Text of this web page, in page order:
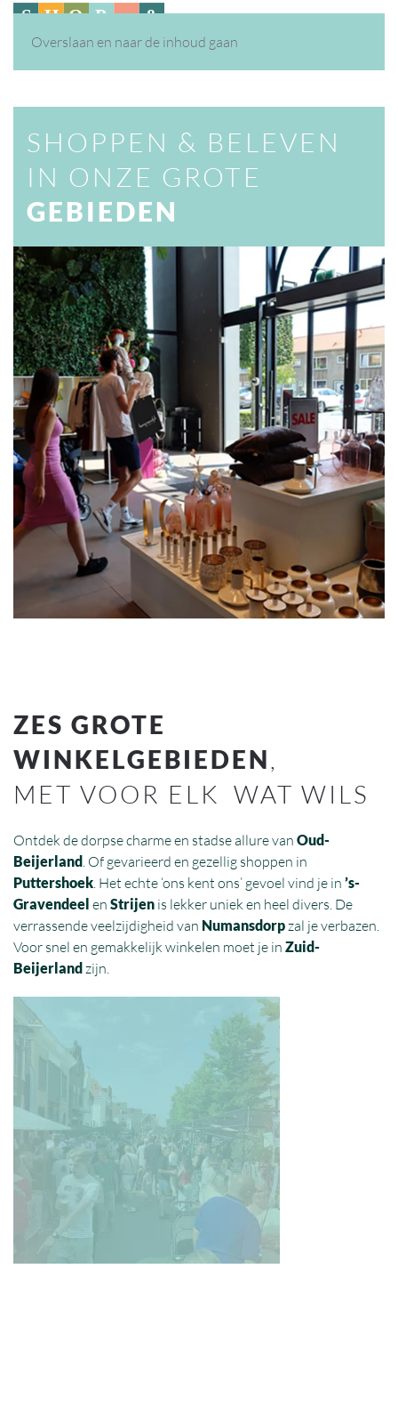
Overslaan en naar de inhoud gaan
SHOPPEN & BELEVEN
IN ONZE GROTE
GEBIEDEN
ZES GROTE
WINKELGEBIEDEN,
MET VOOR ELK WAT WILS
Ontdek de dorpse charme en stadse allure van Oud-
Beijerland. Of gevarieerd en gezellig shoppen in
Puttershoek. Het echte ‘ons kent ons’ gevoel vind je in ’s-
Gravendeel en Strijen is lekker uniek en heel divers. De
verrassende veelzijdigheid van Numansdorpzal je verbazen.
Voor snel en gemakkelijk winkelen moet je in Zuid-
Beijerlandzijn.